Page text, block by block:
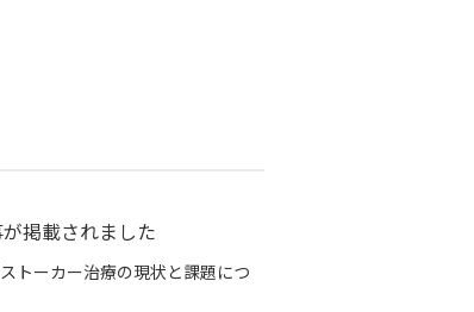
掲載されました
トーカー治療の現状と課題につ